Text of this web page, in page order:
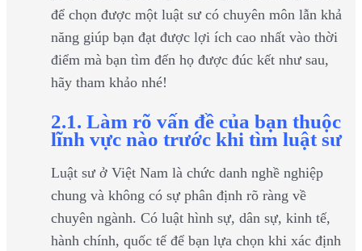
để chọn được một luật sư có chuyên môn lẫn khả
năng giúp bạn đạt được lợi ích cao nhất vào thời
điểm mà bạn tìm đến họ được đúc kết như sau,
hãy tham khảo nhé!
2.1. Làm rõ vấn đề của bạn thuộc
lĩnh vực nào trước khi tìm luật sư
Luật sư ở Việt Nam là chức danh nghề nghiệp
chung và không có sự phân định rõ ràng về
chuyên ngành. Có luật hình sự, dân sự, kinh tế,
hành chính, quốc tế để bạn lựa chọn khi xác định